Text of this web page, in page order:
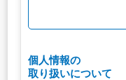
個人情報の
取り扱いについて